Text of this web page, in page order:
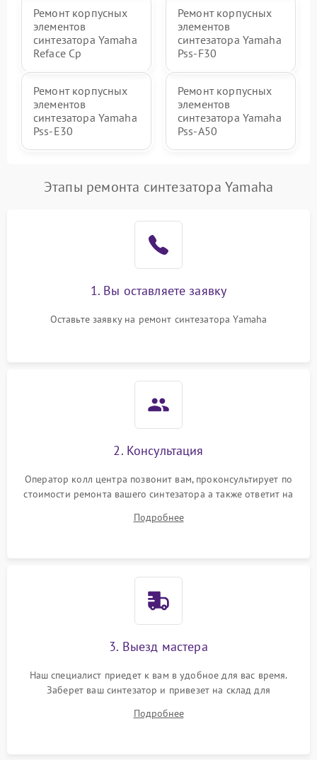
Ремонт корпусных
элементов
синтезатора Yamaha
Reface Cp
Ремонт корпусных
элементов
синтезатора Yamaha
Pss-F30
Ремонт корпусных
элементов
синтезатора Yamaha
Pss-E30
Ремонт корпусных
элементов
синтезатора Yamaha
Pss-A50
Этапы ремонта синтезатора Yamaha
1. Вы оставляете заявку
Оставьте заявку на ремонт синтезатора Yamaha
2. Консультация
Оператор колл центра позвонит вам, проконсультирует по
стоимости ремонта вашего синтезатора а также ответит на
Подробнее
3. Выезд мастера
Наш специалист приедет к вам в удобное для вас время.
Заберет ваш синтезатор и привезет на склад для
Подробнее